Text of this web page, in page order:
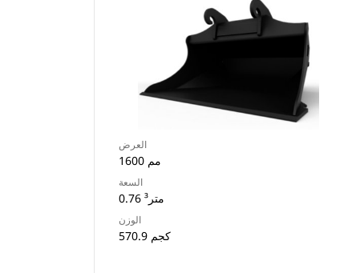
العرض
1600 مم
السعة
0.76 متر³
الوزن
570.9 كجم